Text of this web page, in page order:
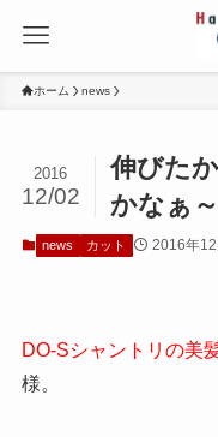
ホーム news
伸びた
かなぁ～
2016
12/02
news カット 2016年12
DO-Sシャントリの美
様。